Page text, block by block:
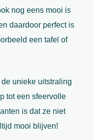
nog eens mooi is
daardoor perfect is
een tafel of
unieke uitstraling
tot een sfeervolle
is dat ze niet
mooi blijven!